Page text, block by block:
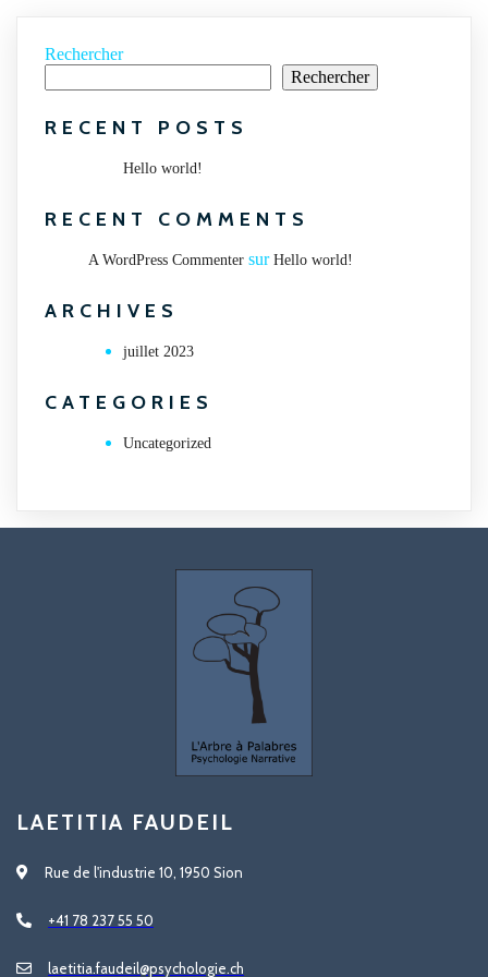
Rechercher
Rechercher
RECENT POSTS
Hello world!
RECENT COMMENTS
A WordPress Commenter sur Hello world!
ARCHIVES
juillet 2023
CATEGORIES
Uncategorized
LAETITIA FAUDEIL
Rue de l'industrie 10, 1950 Sion
+41 78 237 55 50
laetitia.faudeil@psychologie.ch